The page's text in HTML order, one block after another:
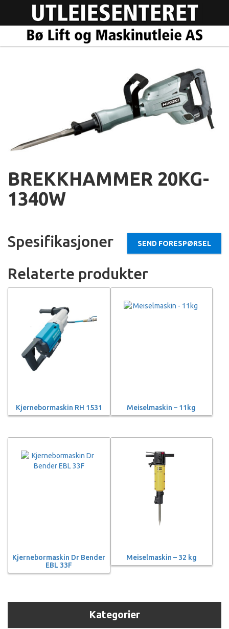
BREKKHAMMER 20KG-
1340W
Spesifikasjoner SEND FORESPØRSEL
Relaterte produkter
Kjernebormaskin RH 1531 Meiselmaskin – 11kg
Kjernebormaskin Dr Bender
EBL 33F
Meiselmaskin – 32 kg
Kategorier